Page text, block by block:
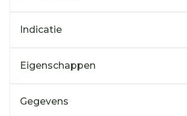
Indicatie
Eigenschappen
Gegevens